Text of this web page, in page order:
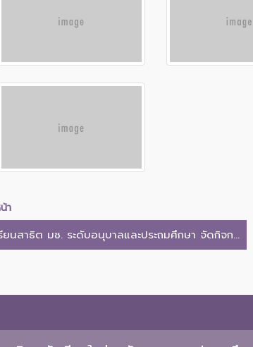
า
ยนสาธิต มช. ระดับอนุบาลและประถมศึกษา จัดกิจก...